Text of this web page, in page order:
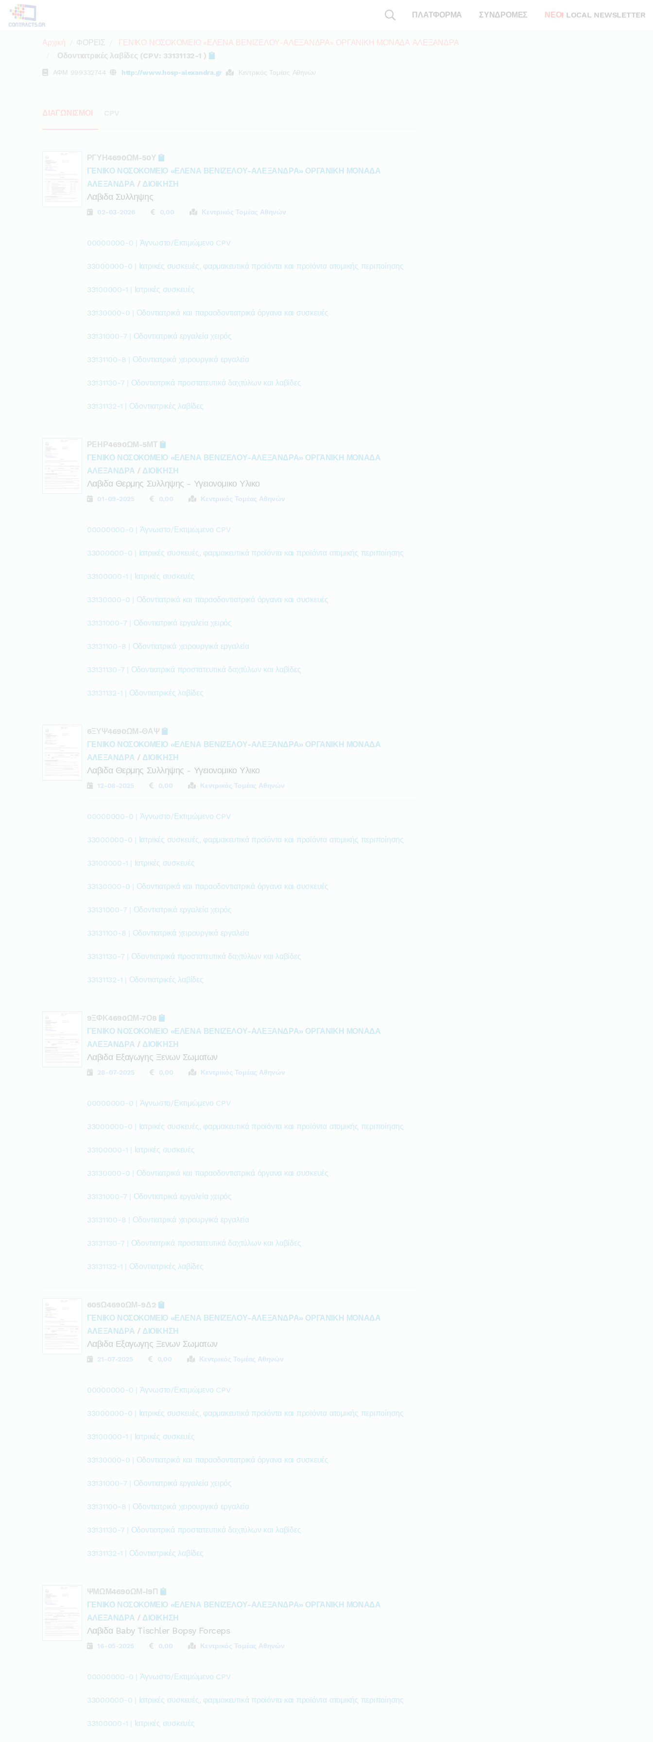
ΠΛΑΤΦΟΡΜΑ ΣΥΝΔΡΟΜΕΣ ΝΕΟ! LOCAL NEWSLETTER
Αρχική ΦΟΡΕΙΣ
ΓΕΝΙΚΟ ΝΟΣΟΚΟΜΕΙΟ «ΕΛΕΝΑ ΒΕΝΙΖΕΛΟΥ-ΑΛΕΞΑΝΔΡΑ» ΟΡΓΑΝΙΚΗ ΜΟΝΑΔΑ ΑΛΕΞΑΝΔΡΑ
Οδοντιατρικές λαβίδες (CPV: 33131132-1 )
ΑΦΜ 999332744 http://www.hosp-alexandra.gr Κεντρικός Τομέας Αθηνών
ΔΙΑΓΩΝΙΣΜΟΙ
ΡΓΥΗ4690ΩΜ-50Υ
ΓΕΝΙΚΟ ΝΟΣΟΚΟΜΕΙΟ «ΕΛΕΝΑ ΒΕΝΙΖΕΛΟΥ-ΑΛΕΞΑΝΔΡΑ» ΟΡΓΑΝΙΚΗ ΜΟΝΑΔΑ
ΑΛΕΞΑΝΔΡΑ / ΔΙΟΙΚΗΣΗ
Λαβιδα Συλληψης
02-03-2026 0,00 Κεντρικός Τομέας Αθηνών
00000000-0 | Άγνωστο/Εκτιμώμενο CPV
33000000-0 | Ιατρικές συσκευές, φαρμακευτικά προϊόντα και προϊόντα ατομικής περιποίησης
33100000-1 | Ιατρικές συσκευές
33130000-0 | Οδοντιατρικά και παραοδοντιατρικά όργανα και συσκευές
33131000-7 | Οδοντιατρικά εργαλεία χειρός
33131100-8 | Οδοντιατρικά χειρουργικά εργαλεία
33131130-7 | Οδοντιατρικά προστατευτικά δαχτύλων και λαβίδες
33131132-1 | Οδοντιατρικές λαβίδες
ΡΕΗΡ4690ΩΜ-5ΜΤ
ΓΕΝΙΚΟ ΝΟΣΟΚΟΜΕΙΟ «ΕΛΕΝΑ ΒΕΝΙΖΕΛΟΥ-ΑΛΕΞΑΝΔΡΑ» ΟΡΓΑΝΙΚΗ ΜΟΝΑΔΑ
ΑΛΕΞΑΝΔΡΑ / ΔΙΟΙΚΗΣΗ
Λαβιδα Θερμης Συλληψης - Υγειονομικο Υλικο
01-09-2025 0,00 Κεντρικός Τομέας Αθηνών
00000000-0 | Άγνωστο/Εκτιμώμενο CPV
33000000-0 | Ιατρικές συσκευές, φαρμακευτικά προϊόντα και προϊόντα ατομικής περιποίησης
33100000-1 | Ιατρικές συσκευές
33130000-0 | Οδοντιατρικά και παραοδοντιατρικά όργανα και συσκευές
33131000-7 | Οδοντιατρικά εργαλεία χειρός
33131100-8 | Οδοντιατρικά χειρουργικά εργαλεία
33131130-7 | Οδοντιατρικά προστατευτικά δαχτύλων και λαβίδες
33131132-1 | Οδοντιατρικές λαβίδες
6ΞΥΨ4690ΩΜ-ΘΑΨ
ΓΕΝΙΚΟ ΝΟΣΟΚΟΜΕΙΟ «ΕΛΕΝΑ ΒΕΝΙΖΕΛΟΥ-ΑΛΕΞΑΝΔΡΑ» ΟΡΓΑΝΙΚΗ ΜΟΝΑΔΑ
ΑΛΕΞΑΝΔΡΑ / ΔΙΟΙΚΗΣΗ
Λαβιδα Θερμης Συλληψης - Υγειονομικο Υλικο
12-08-2025 0,00 Κεντρικός Τομέας Αθηνών
00000000-0 | Άγνωστο/Εκτιμώμενο CPV
33000000-0 | Ιατρικές συσκευές, φαρμακευτικά προϊόντα και προϊόντα ατομικής περιποίησης
33100000-1 | Ιατρικές συσκευές
33130000-0 | Οδοντιατρικά και παραοδοντιατρικά όργανα και συσκευές
33131000-7 | Οδοντιατρικά εργαλεία χειρός
33131100-8 | Οδοντιατρικά χειρουργικά εργαλεία
33131130-7 | Οδοντιατρικά προστατευτικά δαχτύλων και λαβίδες
33131132-1 | Οδοντιατρικές λαβίδες
9ΞΦΚ4690ΩΜ-7Ο8
ΓΕΝΙΚΟ ΝΟΣΟΚΟΜΕΙΟ «ΕΛΕΝΑ ΒΕΝΙΖΕΛΟΥ-ΑΛΕΞΑΝΔΡΑ» ΟΡΓΑΝΙΚΗ ΜΟΝΑΔΑ
ΑΛΕΞΑΝΔΡΑ / ΔΙΟΙΚΗΣΗ
Λαβιδα Εξαγωγης Ξενων Σωματων
28-07-2025 0,00 Κεντρικός Τομέας Αθηνών
00000000-0 | Άγνωστο/Εκτιμώμενο CPV
33000000-0 | Ιατρικές συσκευές, φαρμακευτικά προϊόντα και προϊόντα ατομικής περιποίησης
33100000-1 | Ιατρικές συσκευές
33130000-0 | Οδοντιατρικά και παραοδοντιατρικά όργανα και συσκευές
33131000-7 | Οδοντιατρικά εργαλεία χειρός
33131100-8 | Οδοντιατρικά χειρουργικά εργαλεία
33131130-7 | Οδοντιατρικά προστατευτικά δαχτύλων και λαβίδες
33131132-1 | Οδοντιατρικές λαβίδες
605Ω4690ΩΜ-9Δ2
ΓΕΝΙΚΟ ΝΟΣΟΚΟΜΕΙΟ «ΕΛΕΝΑ ΒΕΝΙΖΕΛΟΥ-ΑΛΕΞΑΝΔΡΑ» ΟΡΓΑΝΙΚΗ ΜΟΝΑΔΑ
ΑΛΕΞΑΝΔΡΑ / ΔΙΟΙΚΗΣΗ
Λαβιδα Εξαγωγης Ξενων Σωματων
21-07-2025 0,00 Κεντρικός Τομέας Αθηνών
00000000-0 | Άγνωστο/Εκτιμώμενο CPV
33000000-0 | Ιατρικές συσκευές, φαρμακευτικά προϊόντα και προϊόντα ατομικής περιποίησης
33100000-1 | Ιατρικές συσκευές
33130000-0 | Οδοντιατρικά και παραοδοντιατρικά όργανα και συσκευές
33131000-7 | Οδοντιατρικά εργαλεία χειρός
33131100-8 | Οδοντιατρικά χειρουργικά εργαλεία
33131130-7 | Οδοντιατρικά προστατευτικά δαχτύλων και λαβίδες
33131132-1 | Οδοντιατρικές λαβίδες
ΨΜΩΜ4690ΩΜ-Ι9Π
ΓΕΝΙΚΟ ΝΟΣΟΚΟΜΕΙΟ «ΕΛΕΝΑ ΒΕΝΙΖΕΛΟΥ-ΑΛΕΞΑΝΔΡΑ» ΟΡΓΑΝΙΚΗ ΜΟΝΑΔΑ
ΑΛΕΞΑΝΔΡΑ / ΔΙΟΙΚΗΣΗ
Λαβιδα Baby Tischler Bopsy Forceps
16-05-2025 0,00 Κεντρικός Τομέας Αθηνών
00000000-0 | Άγνωστο/Εκτιμώμενο CPV
33000000-0 | Ιατρικές συσκευές, φαρμακευτικά προϊόντα και προϊόντα ατομικής περιποίησης
33100000-1 | Ιατρικές συσκευές